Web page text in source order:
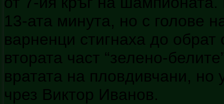
13-ата минута, но с голове
варненци стигнаха до
втората част “зелено-
вратата на пловдивчани, но
чрез Виктор Иванов.